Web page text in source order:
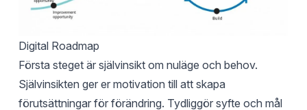
Digital Roadmap
Första steget är självinsikt om nuläge och behov.
Självinsikten ger er motivation till att skapa
förutsättningar för förändring. Tydliggör syfte och mål